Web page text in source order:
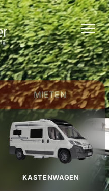
MIETEN
KASTENWAGEN